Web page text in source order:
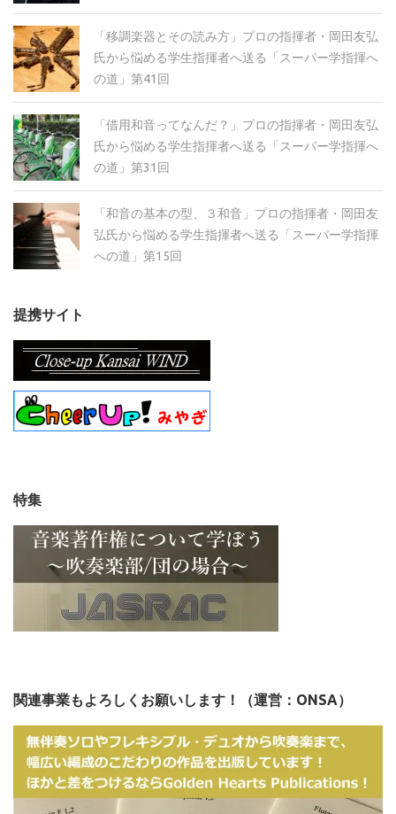
「移調楽器とその読み方」プロの指揮者・岡田友弘
氏から悩める学生指揮者へ送る「スーパー学指揮へ
の道」第41回
「借用和音ってなんだ？」プロの指揮者・岡田友弘
氏から悩める学生指揮者へ送る「スーパー学指揮へ
の道」第31回
「和音の基本の型、３和音」プロの指揮者・岡田友
弘氏から悩める学生指揮者へ送る「スーパー学指揮
への道」第15回
提携サイト
特集
関連事業もよろしくお願いします！（運営：ONSA）